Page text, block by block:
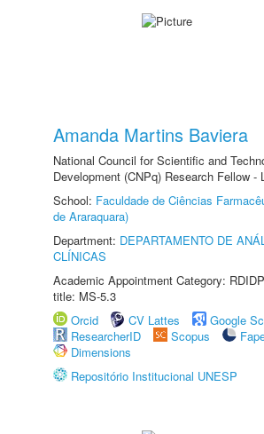
Amanda Martins Baviera
National Council for Scientific and
Development (CNPq) Research Fellow -
School: Faculdade de Ciências
de Araraquara)
Department: DEPARTAMENTO DE
CLÍNICAS
Academic Appointment Category:
title: MS-5.3
Orcid
CV Lattes
Google
ResearcherID
Scopus
Dimensions
Repositório Institucional UNESP